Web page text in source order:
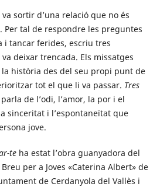
sortir d’una relació que no és
Per tal de respondre les preguntes
i tancar ferides, escriu tres
deixar trencada. Els missatges
història des del seu propi punt de
tot el que li va passar. Tres
de l’odi, l’amor, la por i el
sinceritat i l’espontaneïtat que
jove.
teha estat l’obra guanyadora del
per a Joves «Caterina Albert» de
de Cerdanyola del Vallès i